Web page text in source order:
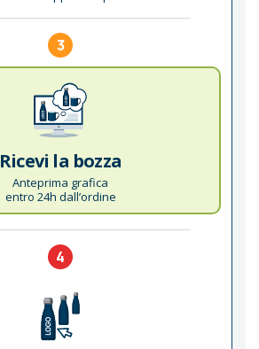
3
Ricevi la bozza
Anteprima grafica
entro 24h dall’ordine
4